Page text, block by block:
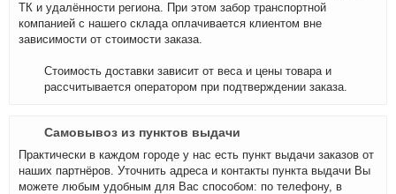
ТК и удалённости региона. При этом забор транспортной
компанией с нашего склада оплачивается клиентом вне
зависимости от стоимости заказа.
Стоимость доставки зависит от веса и цены товара и
рассчитывается оператором при подтверждении заказа.
Самовывоз из пунктов выдачи
Практически в каждом городе у нас есть пункт выдачи заказов от
наших партнёров. Уточнить адреса и контакты пункта выдачи Вы
можете любым удобным для Вас способом: по телефону, в